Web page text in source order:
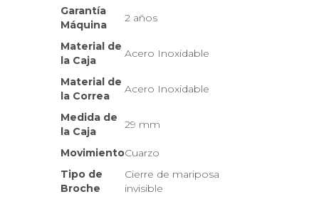
Garantía
Máquina
2 años
Material de
la Caja
Acero Inoxidable
Material de
la Correa
Acero Inoxidable
Medida de
la Caja
29 mm
MovimientoCuarzo
Tipo de
Broche
Cierre de mariposa
invisible